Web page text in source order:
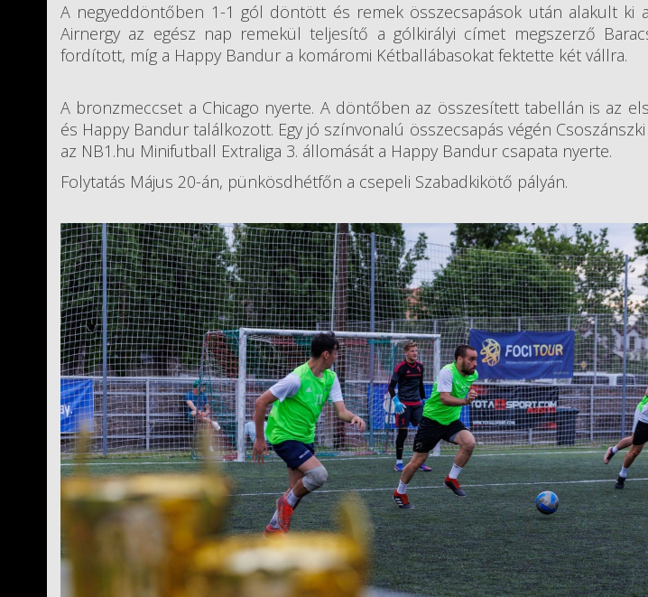
A negyeddöntőben 1-1 gól döntött és remek összecsapások után alakult ki
Airnergy az egész nap remekül teljesítő a gólkirályi címet megszerző
fordított, míg a Happy Bandur a komáromi Kétballábasokat fektette két vállra.
A bronzmeccset a Chicago nyerte. A döntőben az összesített tabellán is az
és Happy Bandur találkozott. Egy jó színvonalú összecsapás végén
az NB1.hu Minifutball Extraliga 3. állomását a Happy Bandur csapata nyerte.
Folytatás Május 20-án, pünkösdhétfőn a csepeli Szabadkikötő pályán.